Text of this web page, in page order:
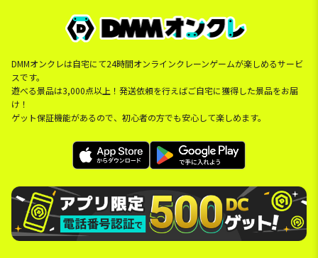
DMMオンクレは自宅にて24時間オンラインクレーンゲームが楽しめるサービ
スです。
遊べる景品は3,000点以上！発送依頼を行えばご自宅に獲得した景品をお届
け！
ゲット保証機能があるので、初心者の方でも安心して楽しめます。